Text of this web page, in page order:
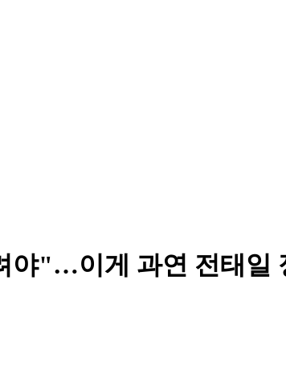
야"…이게 과연 전태일